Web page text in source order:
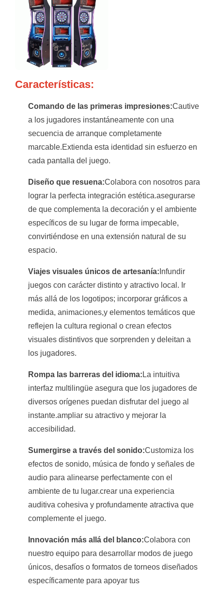
Características:
Comando de las primeras impresiones:Cautive
a los jugadores instantáneamente con una
secuencia de arranque completamente
marcable.Extienda esta identidad sin esfuerzo en
cada pantalla del juego.
Diseño que resuena:Colabora con nosotros para
lograr la perfecta integración estética.asegurarse
de que complementa la decoración y el ambiente
específicos de su lugar de forma impecable,
convirtiéndose en una extensión natural de su
espacio.
Viajes visuales únicos de artesanía: Infundir
juegos con carácter distinto y atractivo local. Ir
más allá de los logotipos; incorporar gráficos a
medida, animaciones,y elementos temáticos que
reflejen la cultura regional o crean efectos
visuales distintivos que sorprenden y deleitan a
los jugadores.
Rompa las barreras del idioma: La intuitiva
interfaz multilingüe asegura que los jugadores de
diversos orígenes puedan disfrutar del juego al
instante.ampliar su atractivo y mejorar la
accesibilidad.
Sumergirse a través del sonido:Customiza los
efectos de sonido, música de fondo y señales de
audio para alinearse perfectamente con el
ambiente de tu lugar.crear una experiencia
auditiva cohesiva y profundamente atractiva que
complemente el juego.
Innovación más allá del blanco:Colabora con
nuestro equipo para desarrollar modos de juego
únicos, desafíos o formatos de torneos diseñados
específicamente para apoyar tus